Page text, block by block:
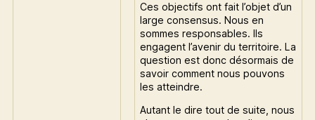
Ces objectifs ont fait l’objet d’un
large consensus. Nous en
sommes responsables. Ils
engagent l’avenir du territoire. La
question est donc désormais de
savoir comment nous pouvons
les atteindre.
Autant le dire tout de suite, nous